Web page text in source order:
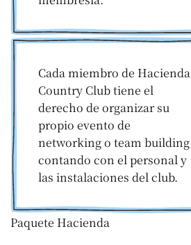
Cada miembro de Hacienda
Country Club tiene el
derecho de organizar su
propio evento de
networking o team building
contando con el personal y
las instalaciones del club.
Paquete Hacienda